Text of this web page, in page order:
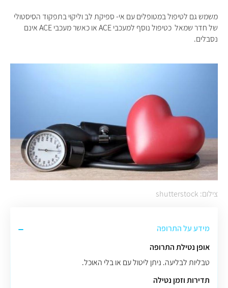
משמש גם לטיפול במטופלים עם אי- ספיקת לב וליקוי בתפקוד הסיסטולי
של חדר שמאל כטיפול נוסף למעכבי
או כאשר מעכבי
אינם
נסבלים.
צילום: shutterstock
מידע על התרופה
אופן נטילת התרופה
טבליות לבליעה. ניתן ליטול עם או בלי האוכל.
תדירות וזמן נטילה